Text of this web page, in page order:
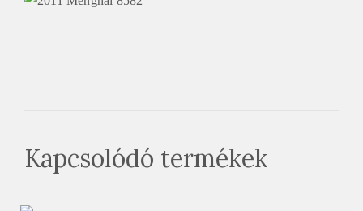
Kapcsolódó termékek